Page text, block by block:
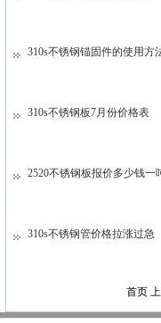
310s不锈钢锚固件的使用方
310s不锈钢板7月份价格表
2520不锈钢板报价多少钱一
310s不锈钢管价格拉涨过急
首页